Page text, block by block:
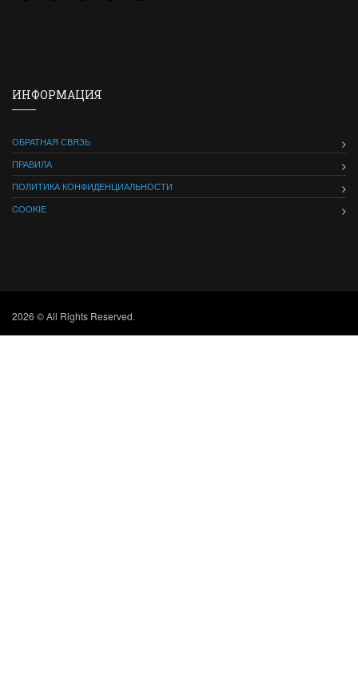
ИНФОРМАЦИЯ
ОБРАТНАЯ СВЯЗЬ
ПРАВИЛА
ПОЛИТИКА КОНФИДЕНЦИАЛЬНОСТИ
COOKIE
2026 © All Rights Reserved.